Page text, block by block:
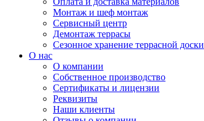
Монтаж и шеф монтаж
Сервисный центр
Демонтаж террасы
Сезонное хранение террасной доски
О нас
О компании
Собственное производство
Сертификаты и лицензии
Реквизиты
Наши клиенты